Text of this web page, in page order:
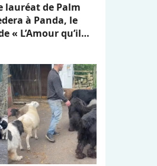
lauréat de Palm
à Panda, le
« L’Amour qu’il